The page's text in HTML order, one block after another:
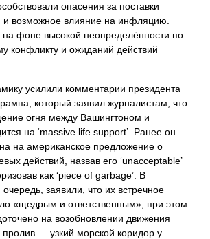
опасения за поставки
и возможное влияние на инфляцию.
на фоне высокой неопределённости по
конфликту и ожиданий действий
усилили комментарии президента
который заявил журналистам, что
огня между Вашингтоном и
на ‘massive life support’. Ранее он
на американское предложение о
действий, назвав его ‘unacceptable’
как ‘piece of garbage’. В
заявили, что их встречное
«щедрым и ответственным», при этом
на возобновлении движения
пролив — узкий морской коридор у